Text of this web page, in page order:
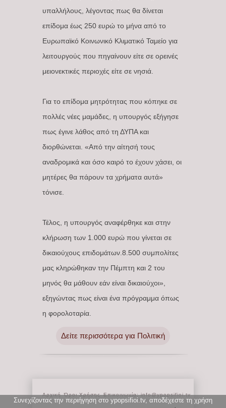
υπαλλήλους, λέγοντας πως θα δίνεται
επίδομα έως 250 ευρώ το μήνα από το
Ευρωπαϊκό Κοινωνικό Κλιματικό Ταμείο για
λειτουργούς που πηγαίνουν είτε σε ορεινές
μειονεκτικές περιοχές είτε σε νησιά.
Για το επίδομα μητρότητας που κόπηκε σε
πολλές νέες μαμάδες, η υπουργός εξήγησε
πως έγινε λάθος από τη ΔΥΠΑ και
διορθώνεται. «Από την αίτησή τους
αναδρομικά και όσο καιρό το έχουν χάσει, οι
μητέρες θα πάρουν τα χρήματα αυτά»
τόνισε.
Τέλος, η υπουργός αναφέρθηκε και στην
κλήρωση των 1.000 ευρώ που γίνεται σε
δικαιούχους επιδομάτων.8.500 συμπολίτες
μας κληρώθηκαν την Πέμπτη και 2 του
μηνός θα μάθουν εάν είναι δικαιούχοι»,
εξηγώντας πως είναι ένα πρόγραμμα όπως
η φορολοταρία.
Δείτε περισσότερα για Πολιτική
Αρχική Όροι Χρήσης Επικοινωνία: info@ypopsifioi.tv
Συνεχίζοντας την περιήγηση στο ypopsifioi.tv, αποδέχεστε τη χρήση